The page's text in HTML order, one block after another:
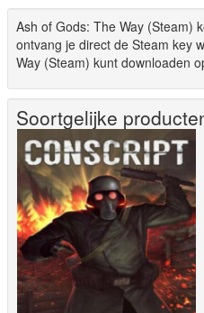
Ash of Gods: The Way (Steam)
ontvang je direct de Steam key
Way (Steam) kunt downloaden
Soortgelijke